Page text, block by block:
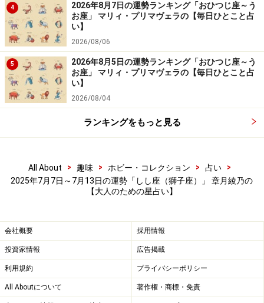
4
2026年8月7日の運勢ランキング「おひつじ座～う
お座」 マリィ・プリマヴェラの【毎日ひとこと占
い】
2026/08/06
5
2026年8月5日の運勢ランキング「おひつじ座～う
お座」 マリィ・プリマヴェラの【毎日ひとこと占
い】
2026/08/04
ランキングをもっと見る
All About > 趣味 > ホビー・コレクション > 占い
>
2025年7月7日～7月13日の運勢「しし座（獅子座）」 章月綾乃の
【大人のための星占い】
会社概要 採用情報
投資家情報 広告掲載
利用規約 プライバシーポリシー
All Aboutについて 著作権・商標・免責